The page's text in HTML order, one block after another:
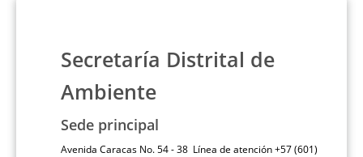
Secretaría Distrital de
Ambiente
Sede principal
Avenida Caracas No. 54 - 38 Línea de atención +57 (601)